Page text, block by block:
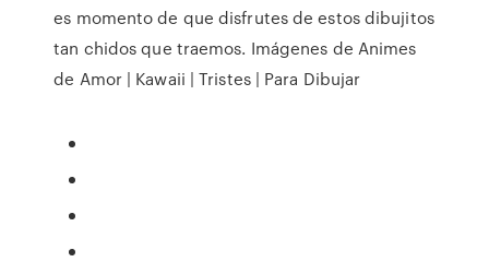
es momento de que disfrutes de estos dibujitos
tan chidos que traemos. Imágenes de Animes
de Amor | Kawaii | Tristes | Para Dibujar